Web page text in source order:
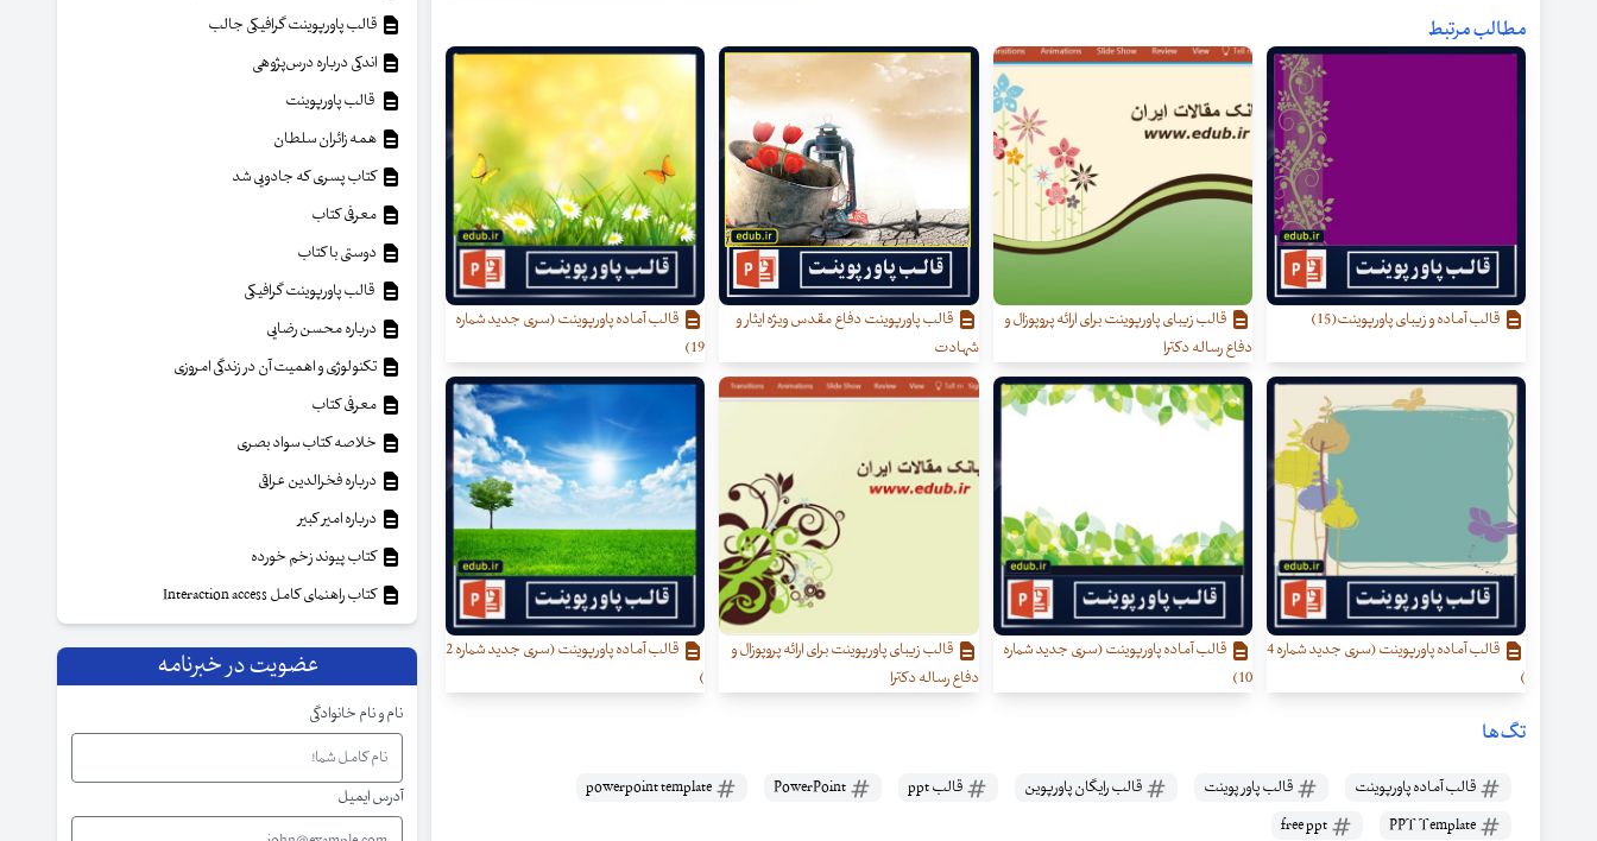
مطالب مرتبط
قالب آماده و زیبای پاورپوینت(15)
قالب زیبای پاورپوینت برای ارائه پروپوزال و
دفاع رساله دکترا
قالب پاورپوینت دفاع مقدس ویژه ایثار و
شهادت
قالب آماده پاورپوینت (سری جدید شماره
19)
قالب آماده پاورپوینت (سری جدید شماره 4
)
قالب آماده پاورپوینت (سری جدید شماره
10)
قالب زیبای پاورپوینت برای ارائه پروپوزال و
دفاع رساله دکترا
قالب آماده پاورپوینت (سری جدید شماره 2
)
تگ‌ها
قالب آماده پاورپوینت قالب پاور پوینت قالب رایگان پاورپوین قالب ppt
قالب پاورپوینت گرافیکی جالب
اندکی درباره درس‌پژوهی
قالب پاورپوینت
همه زائران سلطان
کتاب پسری که جادویی شد
معرفی کتاب
دوستی با کتاب
قالب پاورپوینت گرافیکی
درباره محسن رضایی
تکنولوژی و اهمیت آن در زندگی امروزی
معرفی کتاب
خلاصه کتاب سواد بصری
درباره فخرالدین عراقی
درباره امیر کبیر
کتاب پیوند زخم خورده
کتاب راهنمای کامل Interaction access
عضویت در خبرنامه
نام و نام خانوادگی
آدرس ایمیل